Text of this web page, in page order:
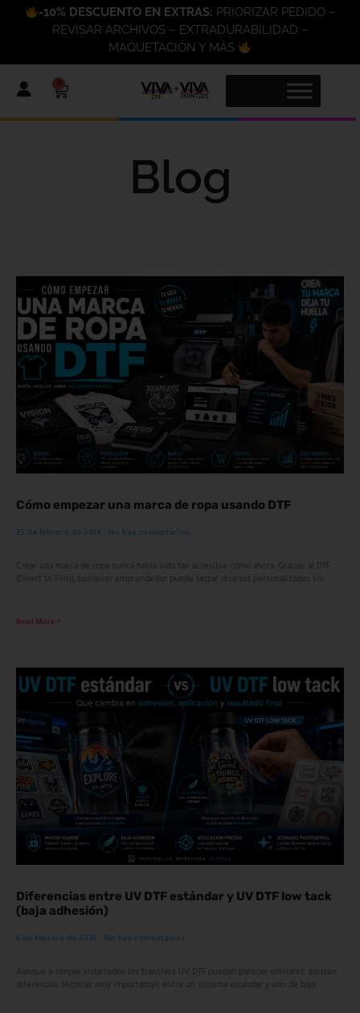
-10% DESCUENTO EN EXTRAS: PRIORIZAR PEDIDO –
REVISAR ARCHIVOS – EXTRADURABILIDAD –
MAQUETACIÓN Y MÁS
0
Blog
Cómo empezar una marca de ropa usando DTF
25 de febrero de 2026 No hay comentarios
Crear una marca de ropa nunca había sido tan accesible como ahora. Gracias al DTF
(Direct to Film), cualquier emprendedor puede lanzar diseños personalizados sin
Read More >
Diferencias entre UV DTF estándar y UV DTF low tack
(baja adhesión)
6 de febrero de 2026 No hay comentarios
Aunque a simple vista todos los transfers UV DTF puedan parecer similares, existen
diferencias técnicas muy importantes entre un sistema estándar y uno de baja